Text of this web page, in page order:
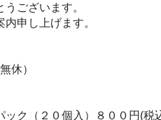
ございます。
申し上げます。
休）
（２０個入）８００円(税込